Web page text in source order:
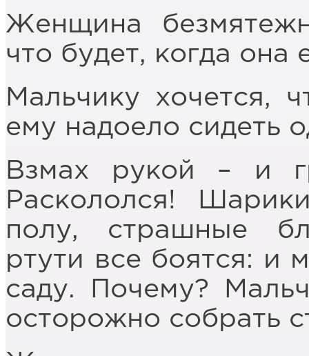
Женщина
что будет, когда она
Мальчику хочется,
ему надоело сидеть
Взмах рукой – и
Раскололся!
полу, страшные
ртути все боятся: и
саду. Почему?
осторожно собрать